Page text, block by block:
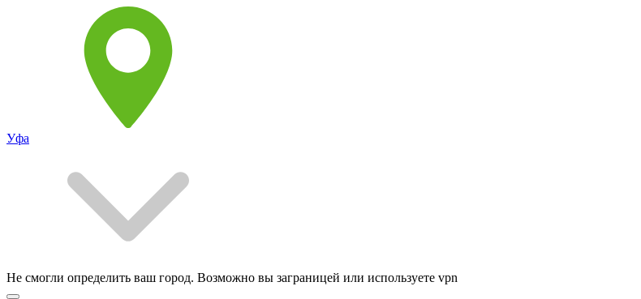
Уфа
Не смогли определить ваш город. Возможно вы заграницей или используете vpn